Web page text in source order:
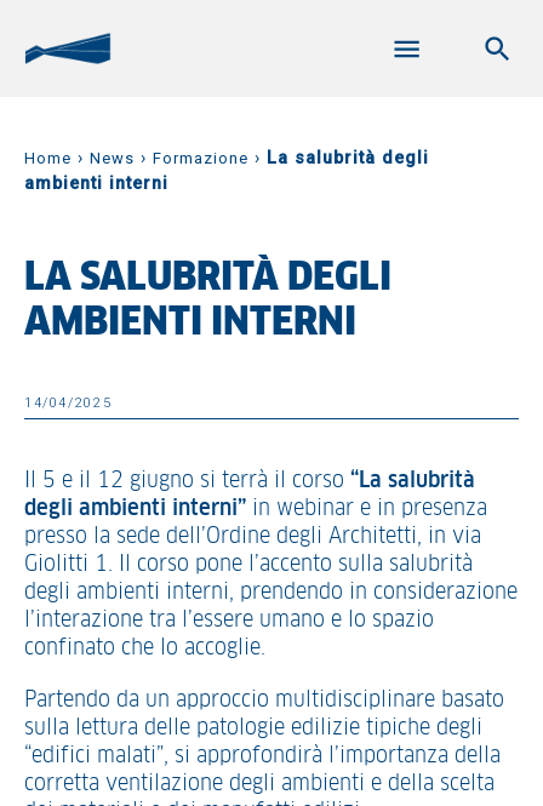
Home › News › Formazione › La salubrità degli
ambienti interni
LA SALUBRITÀ DEGLI
AMBIENTI INTERNI
14/04/2025
Il 5 e il 12 giugno si terrà il corso “La salubrità
degli ambienti interni” in webinar e in presenza
presso la sede dell’Ordine degli Architetti, in via
Giolitti 1. Il corso pone l’accento sulla salubrità
degli ambienti interni, prendendo in considerazione
l’interazione tra l’essere umano e lo spazio
confinato che lo accoglie.
Partendo da un approccio multidisciplinare basato
sulla lettura delle patologie edilizie tipiche degli
“edifici malati”, si approfondirà l’importanza della
corretta ventilazione degli ambienti e della scelta